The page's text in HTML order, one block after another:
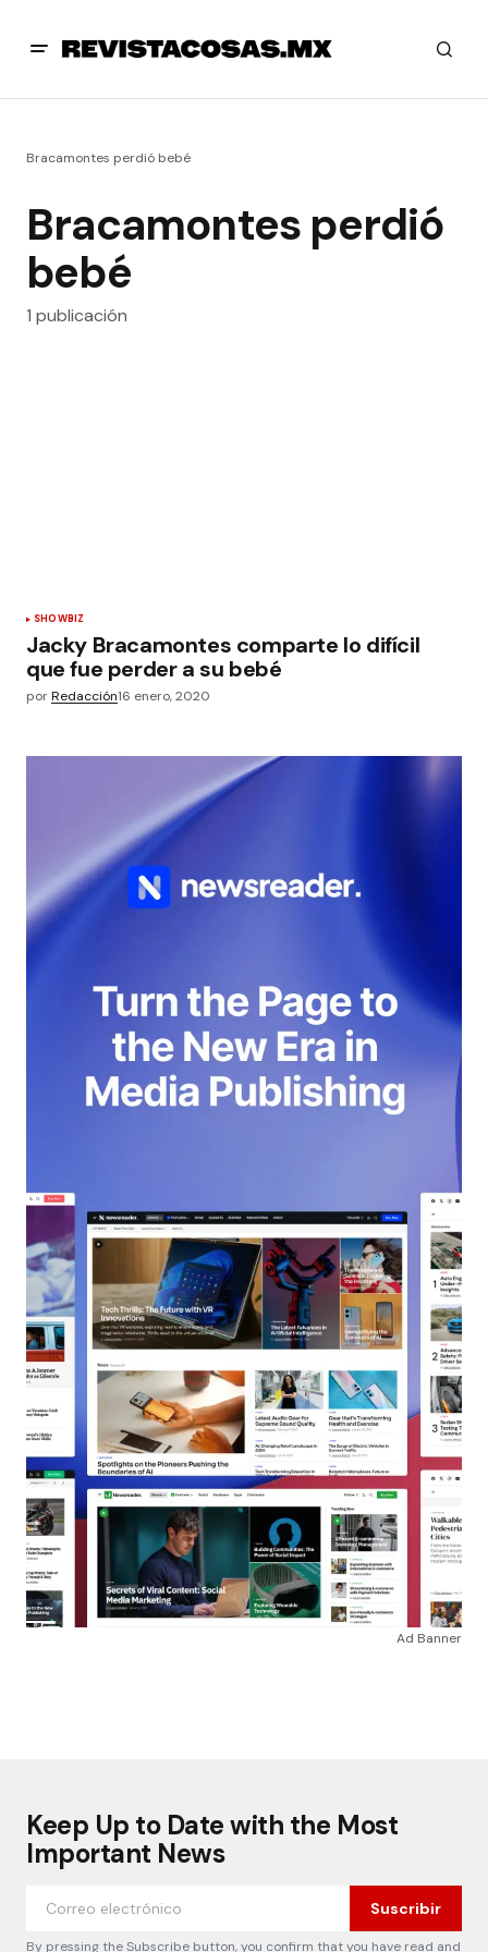
Bracamontes perdió bebé
Bracamontes perdió
bebé
1 publicación
SHOWBIZ
Jacky Bracamontes comparte lo difícil
que fue perder a su bebé
porRedacción16 enero, 2020
Ad Banner
Keep Up to Date with the Most
Important News
Suscribir
By pressing the Subscribe button, you confirm that you have read and